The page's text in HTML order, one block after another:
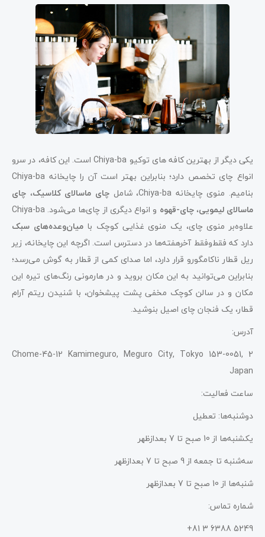
یکی دیگر از بهترین کافه‌ های توکیو Chiya-ba است. این کافه، در سرو
انواع چای تخصص دارد؛ بنابراین بهتر است آن را چایخانه Chiya-ba
بنامیم. منوی چایخانه Chiya-ba، شامل
چای ماسالای کلاسیک، چای
ماسالای لیمویی،چای-قهوه
و انواع دیگری از چای‌ها می‌شود. Chiya-ba
علاوه‌بر منوی چای، یک منوی غذایی کوچک بامیان‌وعده‌های سبک
دارد که فقط‌وفقط آخرهفته‌ها در دسترس است. اگرچه این چایخانه، زیر
ریل قطار ناکامگورو قرار دارد، اما صدای کمی از قطار به گوش می‌رسد؛
بنابراین می‌توانید به این مکان بروید و در هارمونی رنگ‌های تیره این
مکان و در سالن کوچک مخفی پشت پیشخوان، با شنیدن ریتم آرام
قطار، یک فنجان چای اصیل بنوشید.
آدرس:
2 Chome-45-12 Kamimeguro, Meguro City, Tokyo 153-0051,
Japan
ساعت فعالیت:
دوشنبه‌ها: تعطیل
یکشنبه‌ها از 10 صبح تا 7 بعدازظهر
سه‌شنبه تا جمعه از 9 صبح تا 7 بعدازظهر
شنبه‌ها از 10 صبح تا 7 بعدازظهر
شماره تماس:
5249 6388 3 81+